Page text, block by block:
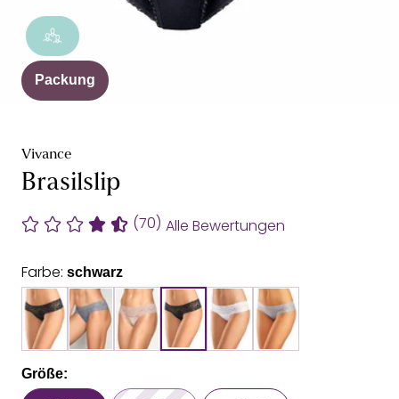
Packung
Vivance
Brasilslip
(70) Alle Bewertungen
Farbe: schwarz
Größe: